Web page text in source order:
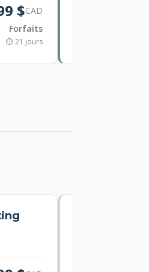
$CAD
Forfaits
⏱ 21 jours